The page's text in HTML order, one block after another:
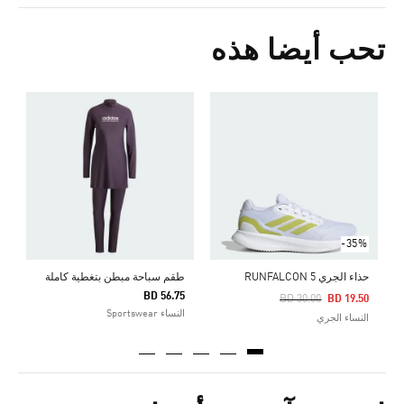
تحب أيضا هذه
-35%
حذاء الجري RUNFALCON 5
Price Reduced From
BD 30.00
To BD 19.50
النساء الجري
طقم سباحة مبطن بتغطية كاملة
BD 56.75
النساء Sportswear